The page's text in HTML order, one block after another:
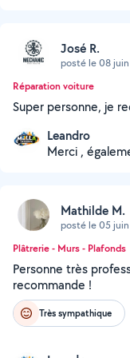
José R.
posté le 08
Réparation voiture
Super personne, je
Leandro
Merci ,
Mathilde M.
posté le 05
Plâtrerie - Murs - Plafonds
Personne très
recommande !
Très sympathique